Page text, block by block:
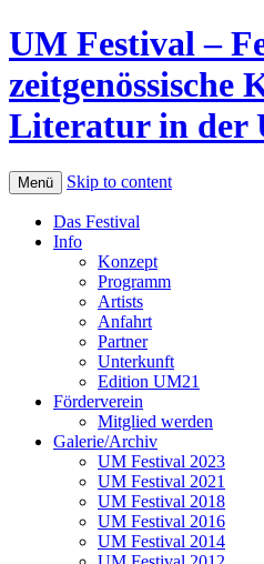
UM Festival –
zeitgenössische
Literatur in der
Menü Skip to content
Das Festival
Info
Konzept
Programm
Artists
Anfahrt
Partner
Unterkunft
Edition UM21
Förderverein
Mitglied werden
Galerie/Archiv
UM Festival 2023
UM Festival 2021
UM Festival 2018
UM Festival 2016
UM Festival 2014